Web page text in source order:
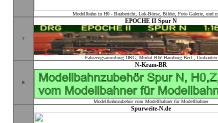
Modellbahn in H0 - Baubericht, Lok-Börse, Bilder, Foto Galerie, und
7
EPOCHE II Spur N
Fahrzeugsammlung DRG, Modul BW Hamburg Berl., Umbauten
8
N-Kram-BR
Modellbahnzubehör vom Modellbahner für Modellbahner
Spurweite-N.de